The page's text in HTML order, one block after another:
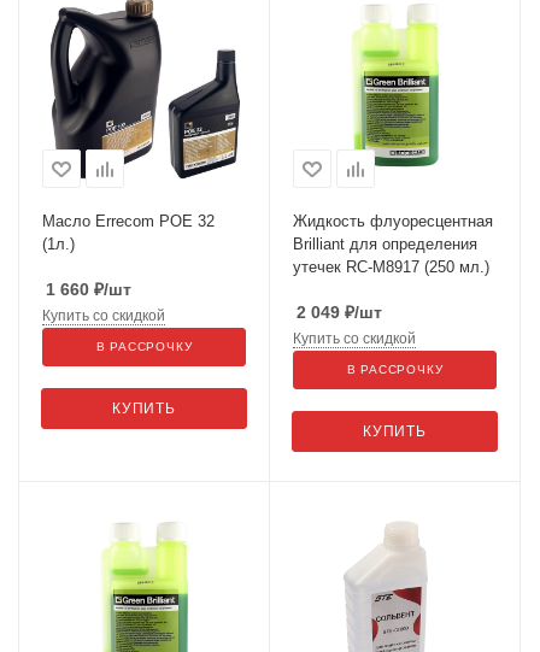
Масло Errecom POE 32
(1л.)
1 660 ₽/шт
КУПИТЬ
Купить со скидкой
В РАССРОЧКУ
Жидкость флуоресцентная
Brilliant для определения
утечек RC-M8917 (250 мл.)
2 049 ₽/шт
КУПИТЬ
Купить со скидкой
В РАССРОЧКУ